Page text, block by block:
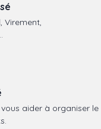
Virement,
aider à organiser le